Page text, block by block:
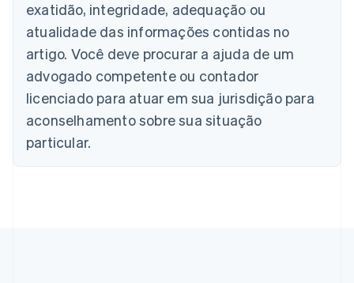
exatidão, integridade, adequação ou
atualidade das informações contidas no
artigo. Você deve procurar a ajuda de um
advogado competente ou contador
licenciado para atuar em sua jurisdição para
aconselhamento sobre sua situação
particular.
Bulgária
Canadá
EnglishFrançais
China continental
简体中文
Chipre
English
Croácia
EnglishItaliano
Dinamarca